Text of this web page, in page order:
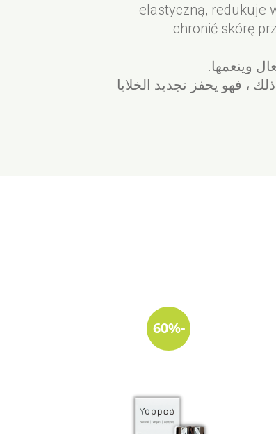
elastyczną, redukuje
chronić skórę
وينعمها.
، فهو يحفز تجديد الخلايا
-60%